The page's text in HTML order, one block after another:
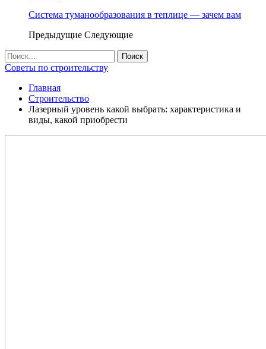
Система туманообразования в теплице — зачем вам
Предыдущие Следующие
Советы по строительству
Главная
Строительство
Лазерный уровень какой выбрать: характеристика и
виды, какой приобрести